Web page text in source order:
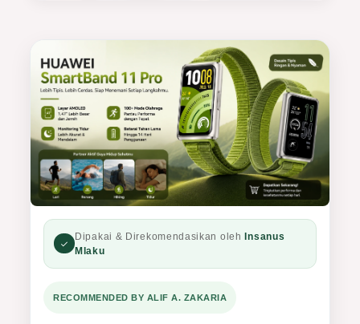
Dipakai & Direkomendasikan olehInsanus
Mlaku
RECOMMENDED BY ALIF A. ZAKARIA